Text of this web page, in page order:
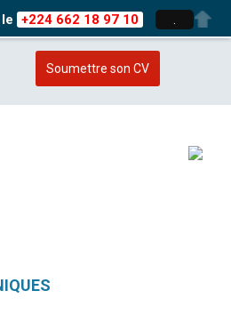
+224 662 18 97 10
Soumettre son CV